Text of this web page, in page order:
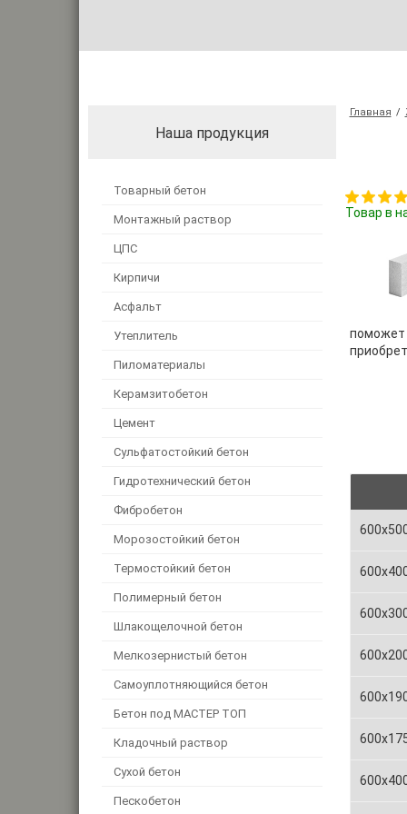
Наша продукция
Товарный бетон
Монтажный раствор
ЦПС
Кирпичи
Асфальт
Утеплитель
Пиломатериалы
Керамзитобетон
Цемент
Сульфатостойкий бетон
Гидротехнический бетон
Фибробетон
Морозостойкий бетон
Термостойкий бетон
Полимерный бетон
Шлакощелочной бетон
Мелкозернистый бетон
Самоуплотняющийся бетон
Бетон под МАСТЕР ТОП
Кладочный раствор
Сухой бетон
Пескобетон
Главная /
Товар в
поможет